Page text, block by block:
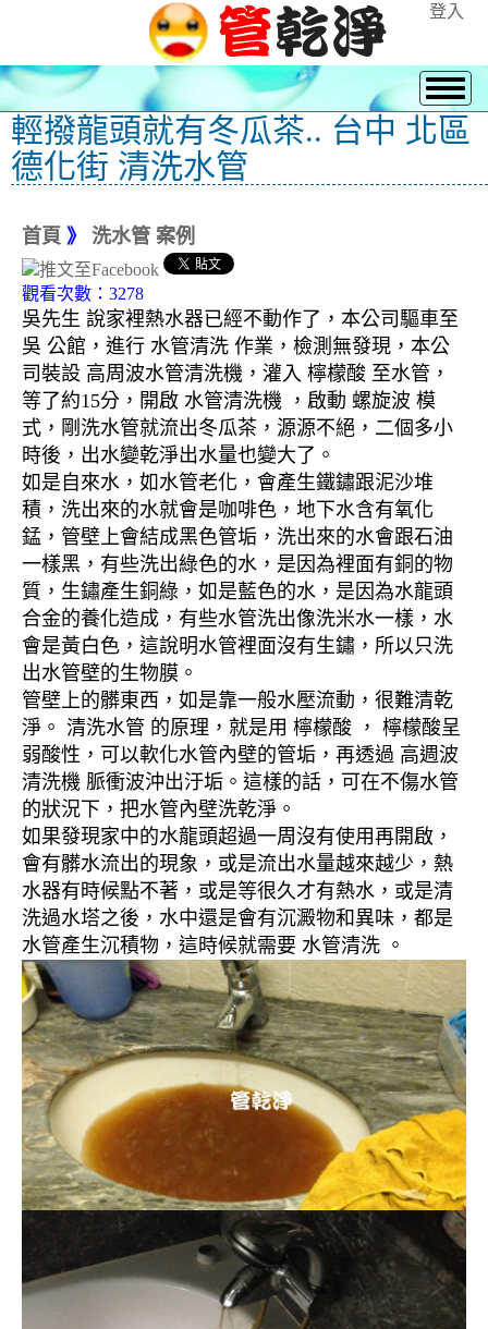
登入
輕撥龍頭就有冬瓜茶.. 台中 北區
德化街 清洗水管
首頁 》 洗水管 案例
觀看次數：3278
吳先生 說家裡熱水器已經不動作了，本公司驅車至
吳 公館，進行 水管清洗 作業，檢測無發現，本公
司裝設 高周波水管清洗機，灌入 檸檬酸 至水管，
等了約15分，開啟 水管清洗機 ，啟動 螺旋波 模
式，剛洗水管就流出冬瓜茶，源源不絕，二個多小
時後，出水變乾淨出水量也變大了。
如是自來水，如水管老化，會產生鐵鏽跟泥沙堆
積，洗出來的水就會是咖啡色，地下水含有氧化
錳，管壁上會結成黑色管垢，洗出來的水會跟石油
一樣黑，有些洗出綠色的水，是因為裡面有銅的物
質，生鏽產生銅綠，如是藍色的水，是因為水龍頭
合金的養化造成，有些水管洗出像洗米水一樣，水
會是黃白色，這說明水管裡面沒有生鏽，所以只洗
出水管壁的生物膜。
管壁上的髒東西，如是靠一般水壓流動，很難清乾
淨。 清洗水管 的原理，就是用 檸檬酸 ， 檸檬酸呈
弱酸性，可以軟化水管內壁的管垢，再透過 高週波
清洗機 脈衝波沖出汙垢。這樣的話，可在不傷水管
的狀況下，把水管內壁洗乾淨。
如果發現家中的水龍頭超過一周沒有使用再開啟，
會有髒水流出的現象，或是流出水量越來越少，熱
水器有時候點不著，或是等很久才有熱水，或是清
洗過水塔之後，水中還是會有沉澱物和異味，都是
水管產生沉積物，這時候就需要 水管清洗 。